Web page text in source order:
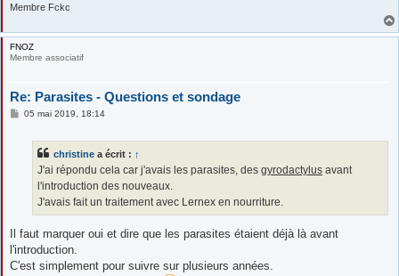
Membre Fckc
FNOZ
Membre associatif
Re: Parasites - Questions et sondage
M05 mai 2019, 18:14
christine a écrit : ↑
J'ai répondu cela car j'avais les parasites, des gyrodactylus avant
l'introduction des nouveaux.
J'avais fait un traitement avec Lernex en nourriture.
Il faut marquer oui et dire que les parasites étaient déjà là avant
l'introduction.
C'est simplement pour suivre sur plusieurs années.